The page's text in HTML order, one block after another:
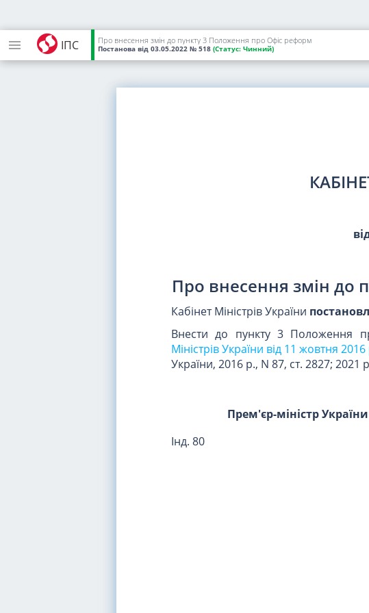
ІПС Про внесення змін до пункту 3 Положення про Офіс реформ
Постанова від 03.05.2022 № 518 (Статус: Чинний)
Про внесення змін до
Кабінет Міністрів України
Внести до пункту 3 Положення
Міністрів України від 11 жовтня
України, 2016 р., N 87, ст. 2827;
Прем'єр-міністр України
Інд. 80